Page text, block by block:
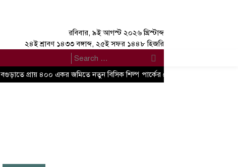
রবিবার, ৯ই আগস্ট ২০২৬ খ্রিস্টাব্দ
২৪ই শ্রাবণ ১৪৩৩ বঙ্গাব্দ, ২৫ই সফর ১৪৪৮ হিজরি
বগুড়াতে প্রায় ৪০০ একর জমিতে নতুন বিসিক শিল্প পার্কের ঘোষণা বাণিজ্য, শিল্প এবং